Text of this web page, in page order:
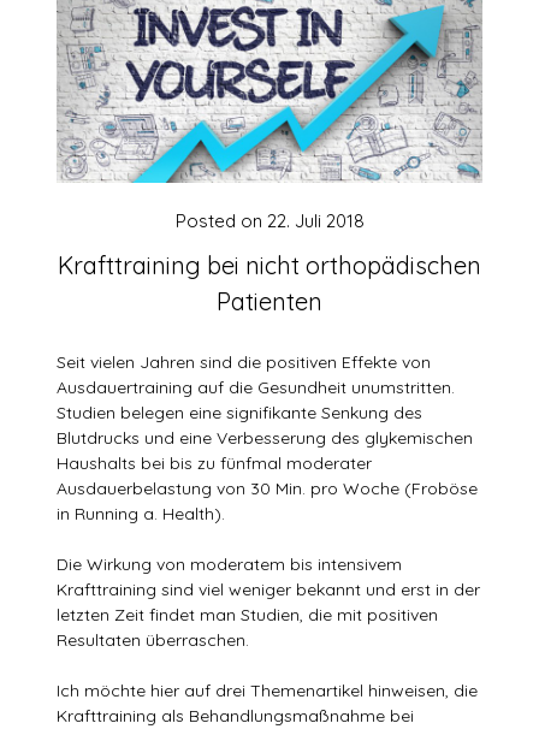
Krafttraining bei nicht orthopädischen
Patienten
Posted on 22. Juli 2018
Seit vielen Jahren sind die positiven Effekte von
Ausdauertraining auf die Gesundheit unumstritten.
Studien belegen eine signifikante Senkung des
Blutdrucks und eine Verbesserung des glykemischen
Haushalts bei bis zu fünfmal moderater
Ausdauerbelastung von 30 Min. pro Woche (Froböse
in Running a. Health).
Die Wirkung von moderatem bis intensivem
Krafttraining sind viel weniger bekannt und erst in der
letzten Zeit findet man Studien, die mit positiven
Resultaten überraschen.
Ich möchte hier auf drei Themenartikel hinweisen, die
Krafttraining als Behandlungsmaßnahme bei